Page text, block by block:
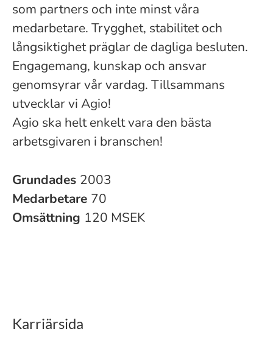
som partners och inte minst våra
medarbetare. Trygghet, stabilitet och
långsiktighet präglar de dagliga besluten.
Engagemang, kunskap och ansvar
genomsyrar vår vardag. Tillsammans
utvecklar vi Agio!
Agio ska helt enkelt vara den bästa
arbetsgivaren i branschen!
Grundades 2003
Medarbetare 70
Omsättning 120 MSEK
Karriärsida